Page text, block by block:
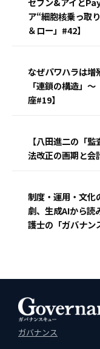
ア“細胞核乗っ取
＆ロー」#42】
なぜパワハラは増
「連鎖の構造」
座#19】
【八田進二の「
法改正の画期と会
制度・運用・文化
劇、生成AIから読
護士の「ガバナン
ガバナンス